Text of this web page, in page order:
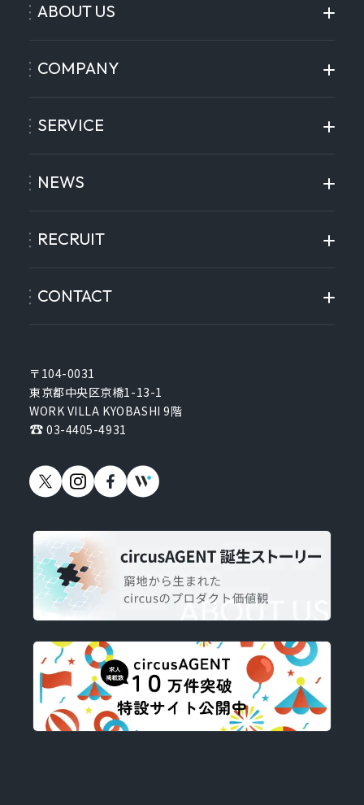
〒104-0031
東京都中央区京橋1-13-1
WORK VILLA KYOBASHI 9階
03-4405-4931
ABOUT US
COMPANY
SERVICE
NEWS
RECRUIT
CONTACT